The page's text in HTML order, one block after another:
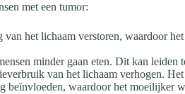
met een tumor:
het lichaam verstoren, waardoor
minder gaan eten. Dit kan
van het lichaam verhogen.
beïnvloeden, waardoor het